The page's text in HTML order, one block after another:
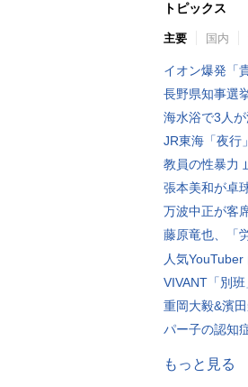
トピックス
主要 国内
イオン爆発「
長野県知事選
海水浴で3人
JR東海「夜行
教員の性暴力
張本美和が卓
万波中正が客
藤原竜也、「
人気
VIVANT「別
重岡大毅&濱
パー子の認知
もっと見る